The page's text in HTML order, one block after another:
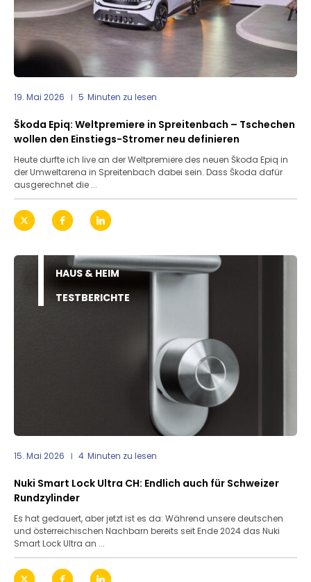
19. Mai 2026 5 Minuten zu lesen
Škoda Epiq: Weltpremiere in Spreitenbach – Tschechen
wollen den Einstiegs-Stromer neu definieren
Heute durfte ich live an der Weltpremiere des neuen Škoda Epiq in
der Umweltarena in Spreitenbach dabei sein. Dass Škoda dafür
ausgerechnet die ...
HAUS & HEIM
TESTBERICHTE
15. Mai 2026 4 Minuten zu lesen
Nuki Smart Lock Ultra CH: Endlich auch für Schweizer
Rundzylinder
Es hat gedauert, aber jetzt ist es da: Während unsere deutschen
und österreichischen Nachbarn bereits seit Ende 2024 das Nuki
Smart Lock Ultra an ...